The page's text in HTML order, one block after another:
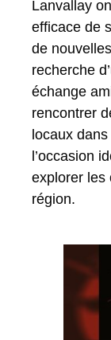
Lanvallay
efficace de
de
recherche
échange
rencontrer
locaux
l’occasion
explorer les
région.